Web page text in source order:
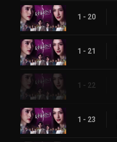
1 - 20
1 - 21
1 - 22
1 - 23